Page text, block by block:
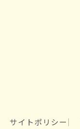
サイトポリシー